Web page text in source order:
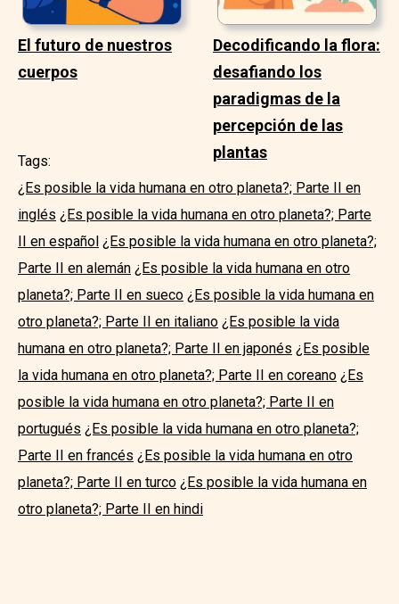
El futuro de nuestros
cuerpos
Decodificando la flora:
desafiando los
paradigmas de la
percepción de las
plantas
Tags:
¿Es posible la vida humana en otro planeta?; Parte II en
inglés ¿Es posible la vida humana en otro planeta?; Parte
II en español ¿Es posible la vida humana en otro planeta?;
Parte II en alemán ¿Es posible la vida humana en otro
planeta?; Parte II en sueco ¿Es posible la vida humana en
otro planeta?; Parte II en italiano ¿Es posible la vida
humana en otro planeta?; Parte II en japonés ¿Es posible
la vida humana en otro planeta?; Parte II en coreano ¿Es
posible la vida humana en otro planeta?; Parte II en
portugués ¿Es posible la vida humana en otro planeta?;
Parte II en francés ¿Es posible la vida humana en otro
planeta?; Parte II en turco ¿Es posible la vida humana en
otro planeta?; Parte II en hindi